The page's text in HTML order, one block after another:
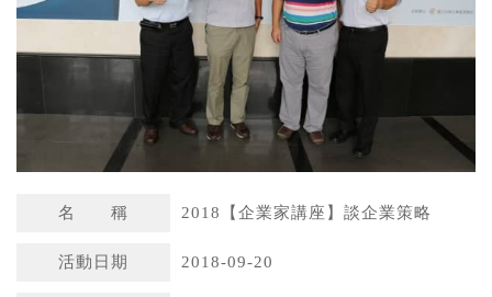
p
p
i
b
o
名 稱 2018【企業家講座】談企業策略
活動日期 2018-09-20